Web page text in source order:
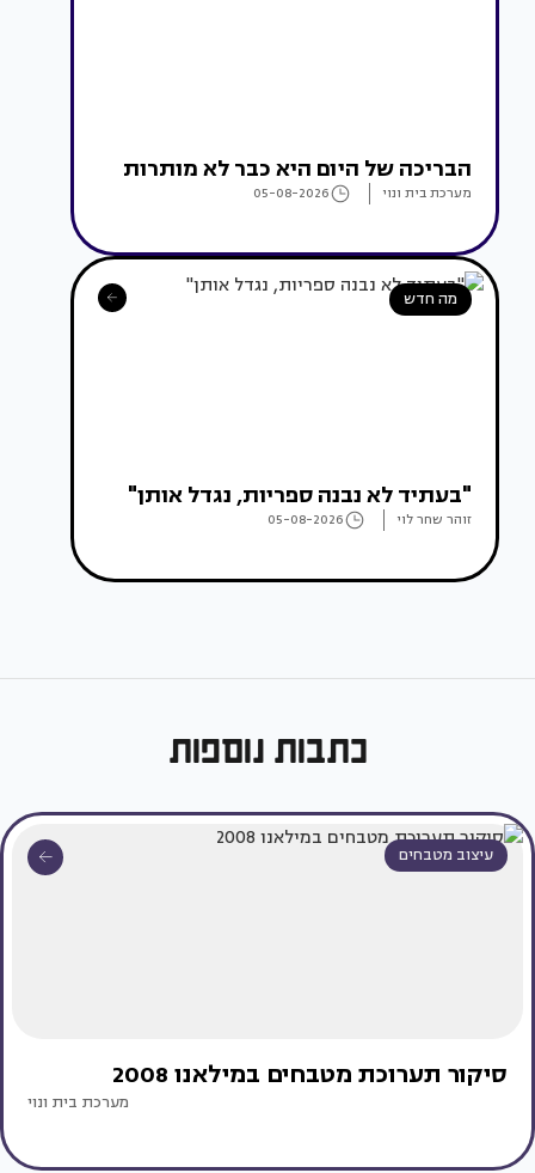
הבריכה של היום היא כבר לא מותרות
מערכת בית ונוי 05-08-2026
מה חדש
"בעתיד לא נבנה ספריות, נגדל אותן"
זוהר שחר לוי 05-08-2026
כתבות נוספות
עיצוב מטבחים
סיקור תערוכת מטבחים במילאנו 2008
מערכת בית ונוי